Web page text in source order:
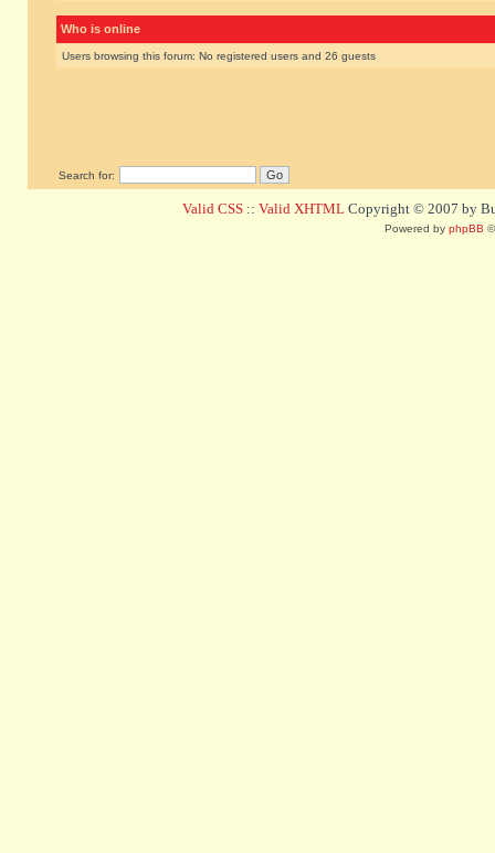
Who is online
Users browsing this forum: No registered users and 26 guests
Search for:
Valid CSS :: Valid XHTML Copyright © 2007 by
Powered by phpBB